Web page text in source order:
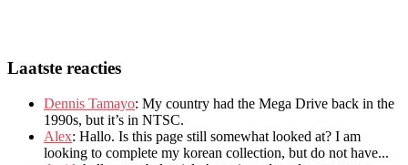
Laatste reacties
Dennis Tamayo: My country had the Mega Drive back in the
1990s, but it’s in NTSC.
Alex: Hallo. Is this page still somewhat looked at? I am
looking to complete my korean collection, but do not have...